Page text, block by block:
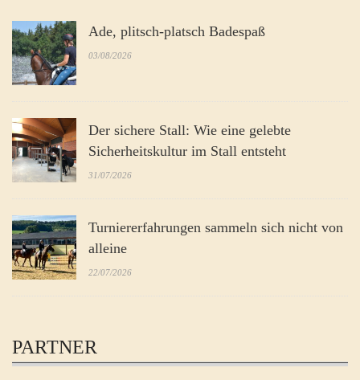
Ade, plitsch-platsch Badespaß
03/08/2026
Der sichere Stall: Wie eine gelebte
Sicherheitskultur im Stall entsteht
31/07/2026
Turniererfahrungen sammeln sich nicht von
alleine
22/07/2026
PARTNER